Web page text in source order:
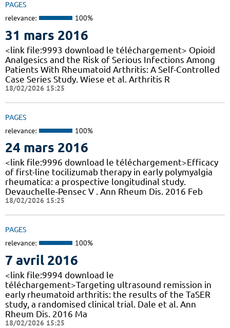
PAGES
relevance: 100%
31 mars 2016
<link file:9993 download le téléchargement> Opioid
Analgesics and the Risk of Serious Infections Among
Patients With Rheumatoid Arthritis: A Self-Controlled
Case Series Study. Wiese et al. Arthritis R
18/02/2026 15:25
PAGES
relevance: 100%
24 mars 2016
<link file:9996 download le téléchargement>Efficacy
of first-line tocilizumab therapy in early polymyalgia
rheumatica: a prospective longitudinal study.
Devauchelle-Pensec V . Ann Rheum Dis. 2016 Feb
18/02/2026 15:25
PAGES
relevance: 100%
7 avril 2016
<link file:9994 download le
téléchargement>Targeting ultrasound remission in
early rheumatoid arthritis: the results of the TaSER
study, a randomised clinical trial. Dale et al. Ann
Rheum Dis. 2016 Ma
18/02/2026 15:25